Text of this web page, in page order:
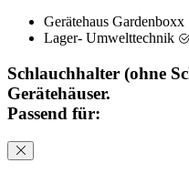
Gerätehaus Gardenboxx
Lager- Umwelttechnik
Schlauchhalter (ohne
Gerätehäuser.
Passend für: